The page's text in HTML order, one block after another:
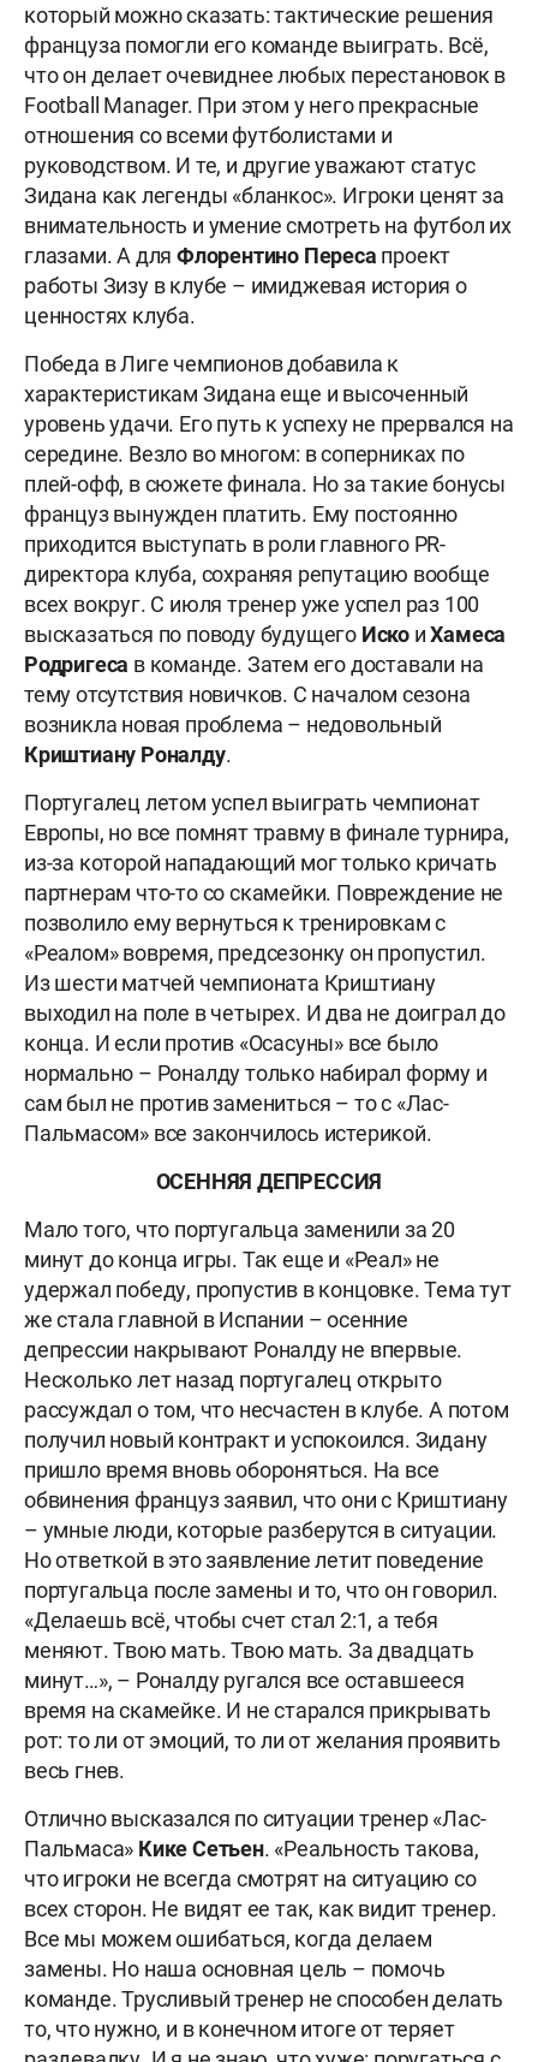
который можно сказать: тактические решения
француза помогли его команде выиграть. Всё,
что он делает очевиднее любых перестановок в
Football Manager. При этом у него прекрасные
отношения со всеми футболистами и
руководством. И те, и другие уважают статус
Зидана как легенды «бланкос». Игроки ценят за
внимательность и умение смотреть на футбол их
глазами. А дляФлорентино Переса проект
работы Зизу в клубе – имиджевая история о
ценностях клуба.
Победа в Лиге чемпионов добавила к
характеристикам Зидана еще и высоченный
уровень удачи. Его путь к успеху не прервался на
середине. Везло во многом: в соперниках по
плей-офф, в сюжете финала. Но за такие бонусы
француз вынужден платить. Ему постоянно
приходится выступать в роли главного PR-
директора клуба, сохраняя репутацию вообще
всех вокруг. С июля тренер уже успел раз 100
высказаться по поводу будущего Иско иХамеса
Родригеса в команде. Затем его доставали на
тему отсутствия новичков. С началом сезона
возникла новая проблема – недовольный
Криштиану Роналду.
Португалец летом успел выиграть чемпионат
Европы, но все помнят травму в финале турнира,
из-за которой нападающий мог только кричать
партнерам что-то со скамейки. Повреждение не
позволило ему вернуться к тренировкам с
«Реалом» вовремя, предсезонку он пропустил.
Из шести матчей чемпионата Криштиану
выходил на поле в четырех. И два не доиграл до
конца. И если против «Осасуны» все было
нормально – Роналду только набирал форму и
сам был не против замениться – то с «Лас-
Пальмасом» все закончилось истерикой.
ОСЕННЯЯ ДЕПРЕССИЯ
Мало того, что португальца заменили за 20
минут до конца игры. Так еще и «Реал» не
удержал победу, пропустив в концовке. Тема тут
же стала главной в Испании – осенние
депрессии накрывают Роналду не впервые.
Несколько лет назад португалец открыто
рассуждал о том, что несчастен в клубе. А потом
получил новый контракт и успокоился. Зидану
пришло время вновь обороняться. На все
обвинения француз заявил, что они с Криштиану
– умные люди, которые разберутся в ситуации.
Но ответкой в это заявление летит поведение
португальца после замены и то, что он говорил.
«Делаешь всё, чтобы счет стал 2:1, а тебя
меняют. Твою мать. Твою мать. За двадцать
минут…», – Роналду ругался все оставшееся
время на скамейке. И не старался прикрывать
рот: то ли от эмоций, то ли от желания проявить
весь гнев.
Отлично высказался по ситуации тренер «Лас-
Пальмаса» Кике Сетьен. «Реальность такова,
что игроки не всегда смотрят на ситуацию со
всех сторон. Не видят ее так, как видит тренер.
Все мы можем ошибаться, когда делаем
замены. Но наша основная цель – помочь
команде. Трусливый тренер не способен делать
то, что нужно, и в конечном итоге от теряет